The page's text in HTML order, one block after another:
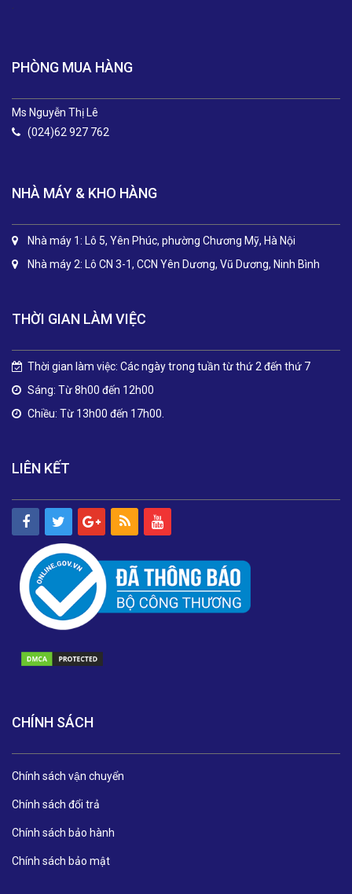
PHÒNG MUA HÀNG
Ms Nguyễn Thị Lê
(024)62 927 762
NHÀ MÁY & KHO HÀNG
Nhà máy 1: Lô 5, Yên Phúc, phường Chương Mỹ, Hà Nội
Nhà máy 2: Lô CN 3-1, CCN Yên Dương, Vũ Dương, Ninh Bình
THỜI GIAN LÀM VIỆC
Thời gian làm việc: Các ngày trong tuần từ thứ 2 đến thứ 7
Sáng: Từ 8h00 đến 12h00
Chiều: Từ 13h00 đến 17h00.
LIÊN KẾT
CHÍNH SÁCH
Chính sách vận chuyển
Chính sách đổi trả
Chính sách bảo hành
Chính sách bảo mật